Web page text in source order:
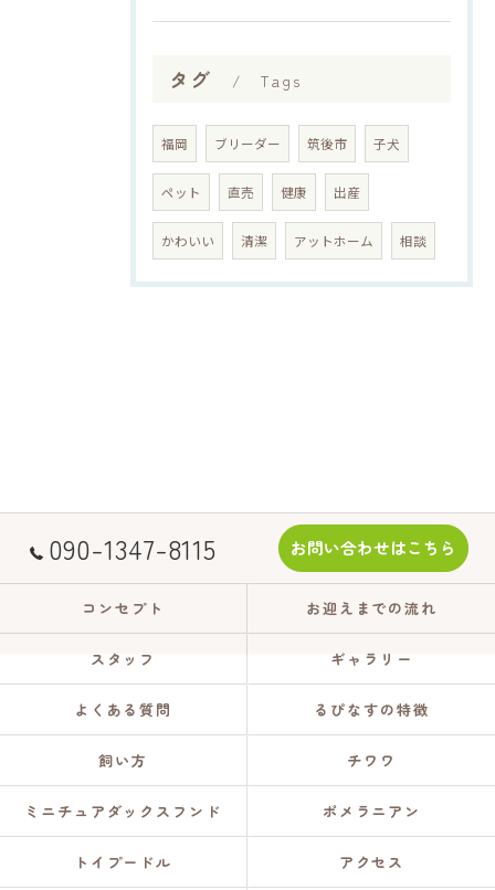
タグ Tags
福岡 ブリーダー 筑後市 子犬
ペット 直売 健康 出産
かわいい 清潔 アットホーム 相談
090-1347-8115 お問い合わせはこちら
コンセプト お迎えまでの流れ
スタッフ ギャラリー
よくある質問 るぴなすの特徴
飼い方 チワワ
ミニチュアダックスフンド ポメラニアン
トイプードル アクセス